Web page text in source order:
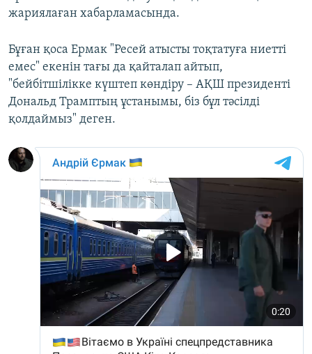
жариялаған хабарламасында.
Бұған қоса Ермак "Ресей атысты тоқтатуға ниетті
емес" екенін тағы да қайталап айтып,
"бейбітшілікке күштеп көндіру – АҚШ президенті
Дональд Трамптың ұстанымы, біз бұл тәсілді
қолдаймыз" деген.